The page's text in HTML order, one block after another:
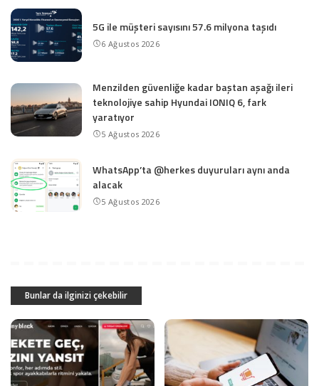
5G ile müşteri sayısını 57.6 milyona taşıdı
6 Ağustos 2026
Menzilden güvenliğe kadar baştan aşağı ileri
teknolojiye sahip Hyundai IONIQ 6, fark
yaratıyor
5 Ağustos 2026
WhatsApp’ta @herkes duyuruları aynı anda
alacak
5 Ağustos 2026
Bunlar da ilginizi çekebilir